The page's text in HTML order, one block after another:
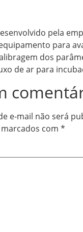
pela
para
dos
de ar para
e-mail não será
com *